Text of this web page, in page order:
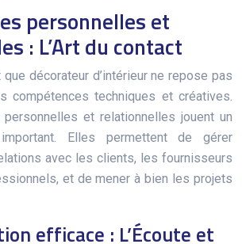
personnelles et
: L’Art du contact
décorateur d’intérieur ne repose pas
compétences techniques et créatives.
et relationnelles jouent un
Elles permettent de gérer
avec les clients, les fournisseurs
et de mener à bien les projets
efficace : L’Écoute et